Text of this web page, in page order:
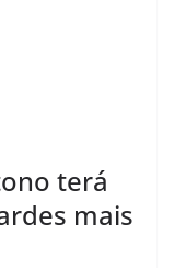
terá
mais